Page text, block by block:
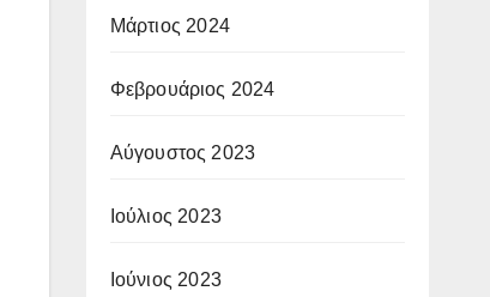
Μάρτιος 2024
Φεβρουάριος 2024
Αύγουστος 2023
Ιούλιος 2023
Ιούνιος 2023